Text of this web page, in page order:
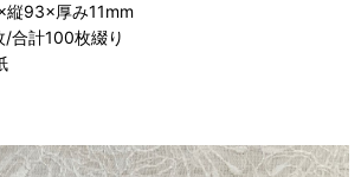
縦93×厚み11mm
/合計100枚綴り